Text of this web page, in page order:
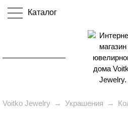
Каталог
Voitko Jewelry → Украшения →